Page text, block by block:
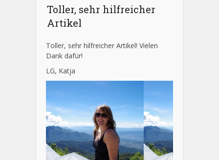
Toller, sehr hilfreicher
Artikel
Toller, sehr hilfreicher Artikel! Vielen
Dank dafür!
LG, Katja